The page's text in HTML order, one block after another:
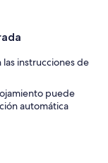
instrucciones de
puede
automática